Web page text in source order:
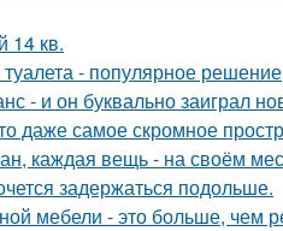
14 кв.
- популярное
- и он буквально заиграл
даже самое скромное
каждая вещь - на своём
задержаться подольше.
мебели - это больше, чем